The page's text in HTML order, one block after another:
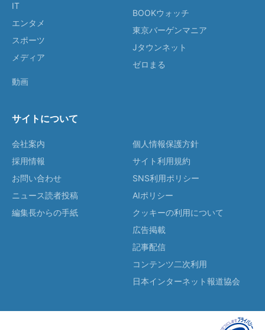
IT
エンタメ
スポーツ
メディア
動画
BOOKウォッチ
東京バーゲンマニア
Jタウンネット
ゼロまる
サイトについて
会社案内
採用情報
お問い合わせ
ニュース読者投稿
編集長からの手紙
個人情報保護方針
サイト利用規約
SNS利用ポリシー
AIポリシー
クッキーの利用について
広告掲載
記事配信
コンテンツ二次利用
日本インターネット報道協会